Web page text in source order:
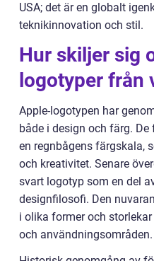
USA; det är en globalt
teknikinnovation och stil.
Hur skiljer sig
logotyper från
Apple-logotypen har
både i design och färg.
en regnbågens färgskala,
och kreativitet. Senare
svart logotyp som en del
designfilosofi. Den
i olika former och
och användningsområden.